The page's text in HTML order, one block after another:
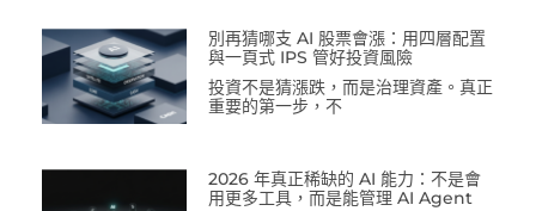
別再猜哪支 AI 股票會漲：用四層配置
與一頁式 IPS 管好投資風險
投資不是猜漲跌，而是治理資產。真正
重要的第一步，不
2026 年真正稀缺的 AI 能力：不是會
用更多工具，而是能管理 AI Agent